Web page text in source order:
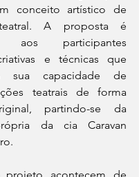
conceito artístico de
A proposta é
aos participantes
e técnicas que
sua capacidade de
teatrais de forma
partindo-se da
da cia Caravan